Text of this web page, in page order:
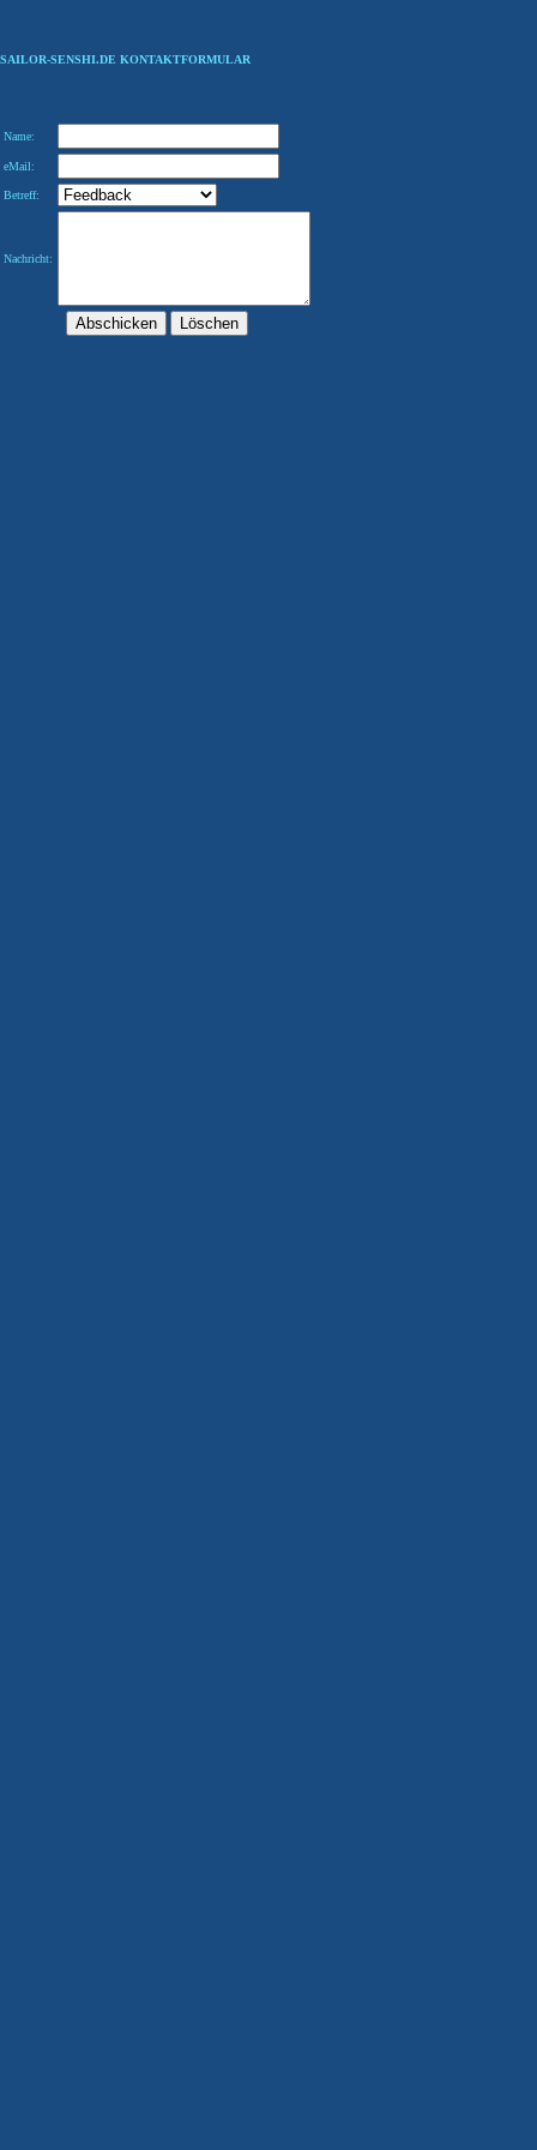
SAILOR-SENSHI.DE KONTAKTFORMULAR
Name:
eMail:
Betreff:
Nachricht: